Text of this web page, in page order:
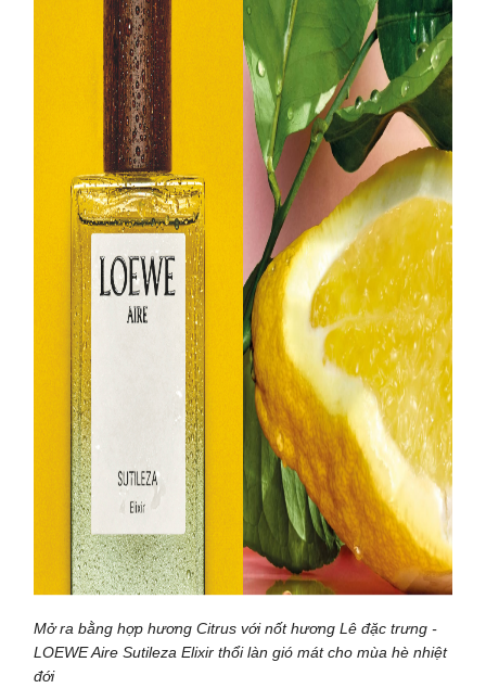
Mở ra bằng hợp hương Citrus với nốt hương Lê đặc trưng -
LOEWE Aire Sutileza Elixir thổi làn gió mát cho mùa hè nhiệt
đới